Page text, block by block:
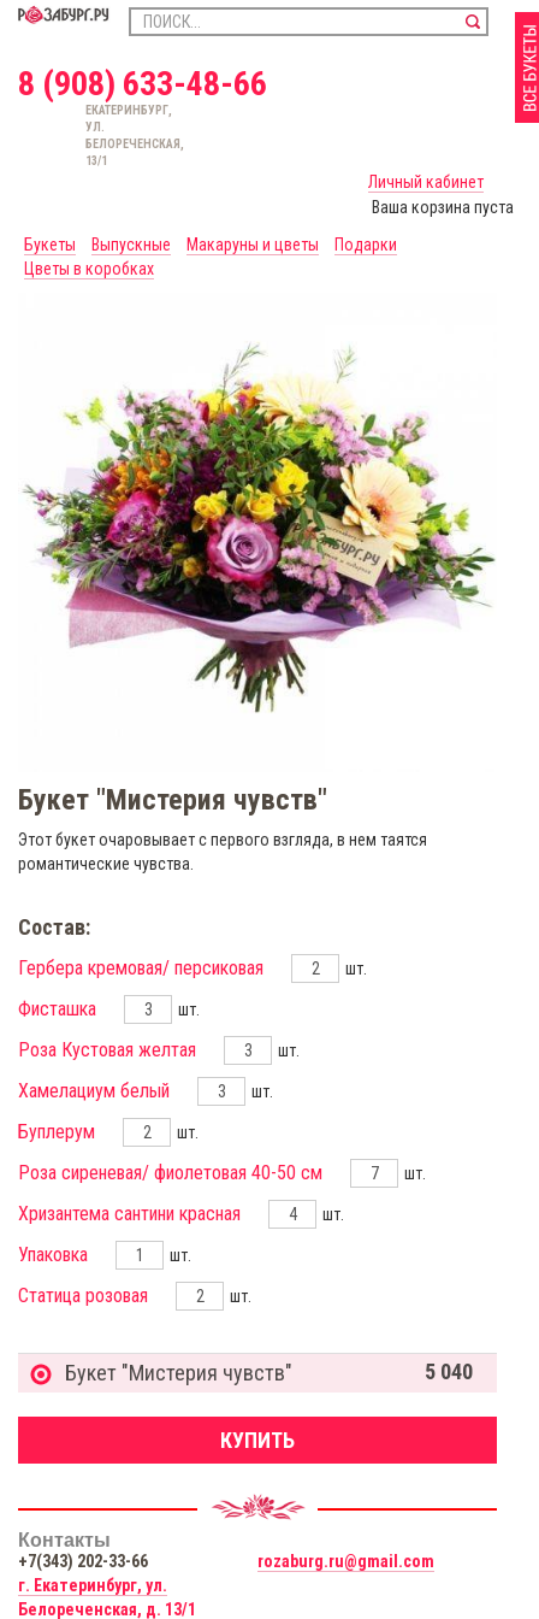
8 (908) 633-48-66
ЕКАТЕРИНБУРГ,
УЛ.
БЕЛОРЕЧЕНСКАЯ,
13/1
Личный кабинет
Ваша корзина пуста
Букеты
Выпускные Макаруны и цветы
Подарки
Цветы в коробках
Букет "Мистерия чувств"
Этот букет очаровывает с первого взгляда, в нем таятся
романтические чувства.
Состав:
Гербера кремовая/ персиковая шт.
Фисташка шт.
Роза Кустовая желтая шт.
Хамелациум белый шт.
Буплерум шт.
Роза сиреневая/ фиолетовая 40-50 см шт.
Хризантема сантини красная шт.
Упаковка шт.
Статица розовая шт.
Букет "Мистерия чувств" 5 040
КУПИТЬ
Контакты
+7(343) 202-33-66
rozaburg.ru@gmail.com
г. Екатеринбург, ул.
Белореченская, д. 13/1